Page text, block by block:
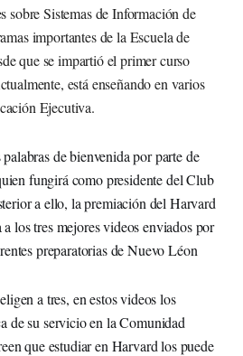
sobre Sistemas de Información de
importantes de la Escuela de
que se impartió el primer curso
está enseñando en varios
Ejecutiva.
de bienvenida por parte de
fungirá como presidente del Club
a ello, la premiación del Harvard
los tres mejores videos enviados por
preparatorias de Nuevo Léon
a tres, en estos videos los
de su servicio en la Comunidad
que estudiar en Harvard los puede